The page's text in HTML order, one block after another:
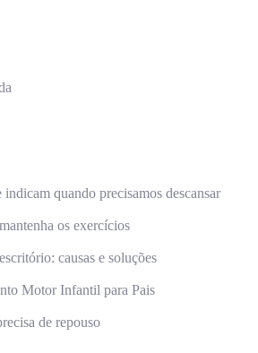
indicam quando precisamos descansar
os exercícios
causas e soluções
Motor Infantil para Pais
de repouso